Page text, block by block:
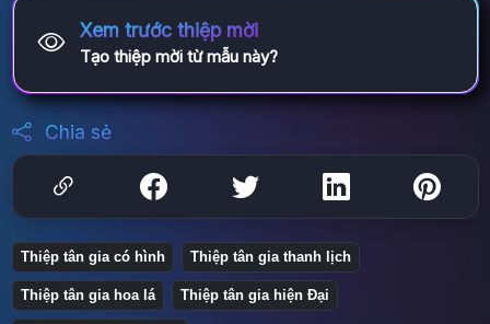
Xem trước thiệp mời
Tạo thiệp mời từ mẫu này?
Chia sẻ
Thiệp tân gia có hình Thiệp tân gia thanh lịch
Thiệp tân gia hoa lá Thiệp tân gia hiện Đại